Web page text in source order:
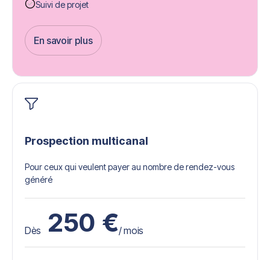
Suivi de projet
En savoir plus
Get Started
Prospection multicanal
Pour ceux qui veulent payer au nombre de rendez-vous
généré
Dès 250 €/ mois